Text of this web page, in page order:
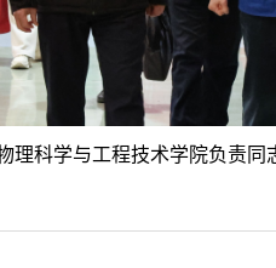
科学与工程技术学院负责